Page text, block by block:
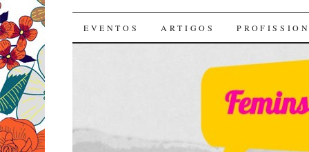
Feministas SC
SKIP
EVENTOS ARTIGOS